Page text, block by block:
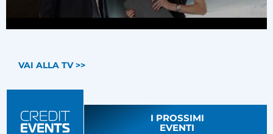
VAI ALLA TV >>
I PROSSIMI
EVENTI